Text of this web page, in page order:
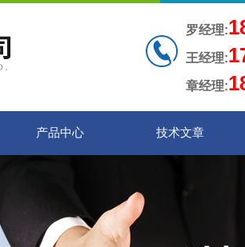
罗经理:
王经理:
章经理:
产品中心 技术文章